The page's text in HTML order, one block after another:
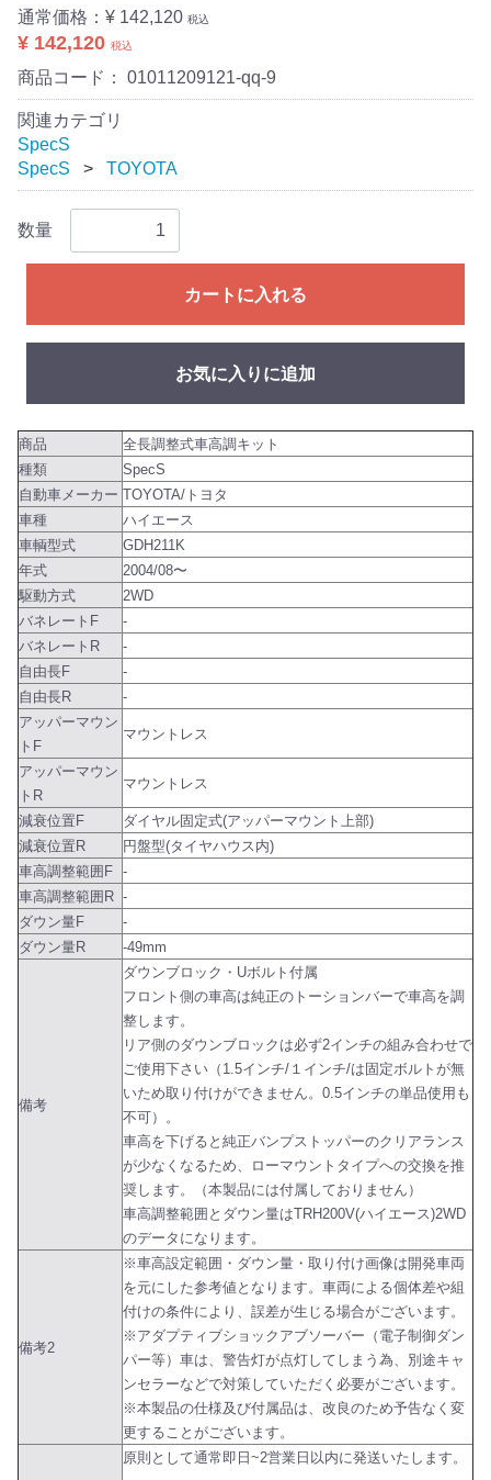
通常価格： ¥ 142,120 税込
¥ 142,120 税込
商品コード： 01011209121-qq-9
関連カテゴリ
SpecS
SpecS
TOYOTA
数量
カートに入れる
お気に入りに追加
商品
全長調整式車高調キット
種類
SpecS
自動車メーカー TOYOTA/トヨタ
車種
ハイエース
車輌型式
GDH211K
年式
2004/08〜
駆動方式
2WD
バネレートF
-
バネレートR
-
自由長F
-
自由長R
-
アッパーマウン
トF
マウントレス
アッパーマウン
トR
マウントレス
減衰位置F
ダイヤル固定式(アッパーマウント上部)
減衰位置R
円盤型(タイヤハウス内)
車高調整範囲F -
車高調整範囲R -
ダウン量F
-
ダウン量R
-49mm
備考
ダウンブロック・Uボルト付属
フロント側の車高は純正のトーションバーで車高を調
整します。
リア側のダウンブロックは必ず2インチの組み合わせで
ご使用下さい（1.5インチ/１インチ/は固定ボルトが無
いため取り付けができません。0.5インチの単品使用も
不可）。
車高を下げると純正バンプストッパーのクリアランス
が少なくなるため、ローマウントタイプへの交換を推
奨します。（本製品には付属しておりません）
車高調整範囲とダウン量はTRH200V(ハイエース)2WD
のデータになります。
備考2
※車高設定範囲・ダウン量・取り付け画像は開発車両
を元にした参考値となります。車両による個体差や組
付けの条件により、誤差が生じる場合がございます。
※アダプティブショックアブソーバー（電子制御ダン
パー等）車は、警告灯が点灯してしまう為、別途キャ
ンセラーなどで対策していただく必要がございます。
※本製品の仕様及び付属品は、改良のため予告なく変
更することがございます。
原則として通常即日~2営業日以内に発送いたします。